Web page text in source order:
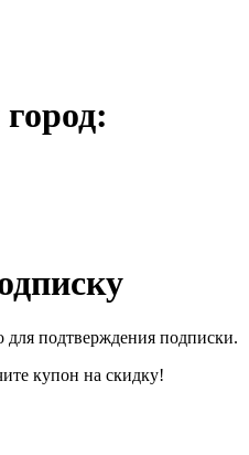
подтверждения подписки.
купон на скидку!